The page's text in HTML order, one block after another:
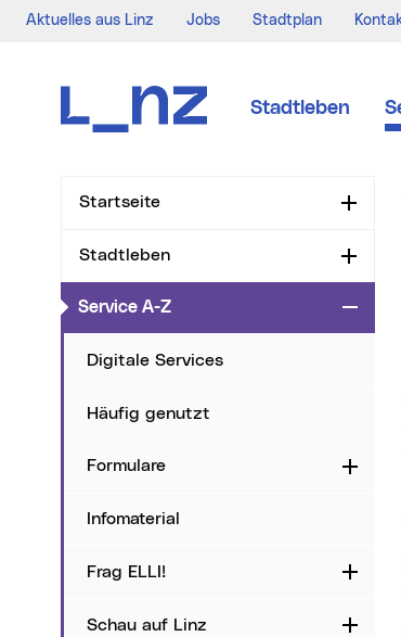
Aktuelles aus Linz Jobs Stadtplan
Stadtleben
Startseite
Stadtleben
Service A-Z(aktueller Menüpunkt)
Digitale Services
Häufig genutzt
Formulare
Infomaterial
Frag ELLI!
Schau auf Linz